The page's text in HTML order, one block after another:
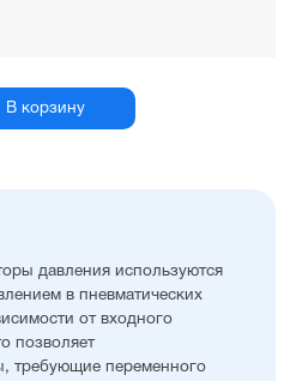
В корзину
давления используются
в пневматических
от входного
позволяет
требующие переменного